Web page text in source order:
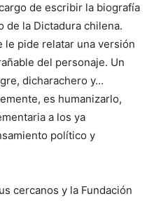
de escribir la biografía
de la Dictadura chilena.
le pide relatar una versión
del personaje. Un
dicharachero y…
es humanizarlo,
a los ya
político y
cercanos y la Fundación